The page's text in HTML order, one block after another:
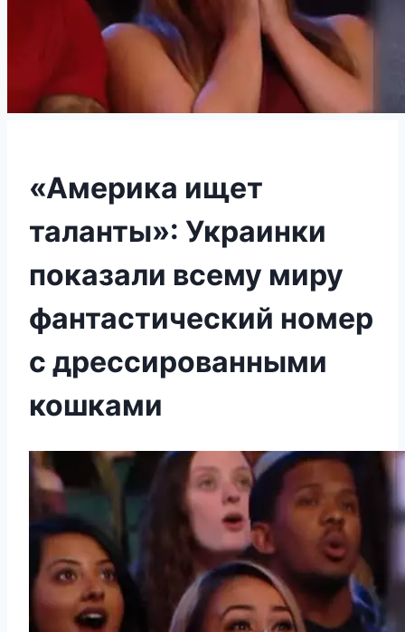
«Америка ищет
таланты»: Украинки
показали всему миру
фантастический номер
с дрессированными
кошками